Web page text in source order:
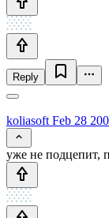
Reply
koliasoft Feb 28
уже не подцепит,